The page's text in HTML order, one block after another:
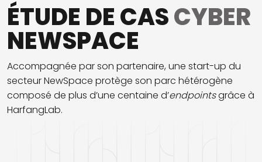
ÉTUDE DE CASCYBER
NEWSPACE
Accompagnée par son partenaire, une start-up du
secteur NewSpace protège son parc hétérogène
composé de plus d’une centaine d’endpointsgrâce à
HarfangLab.